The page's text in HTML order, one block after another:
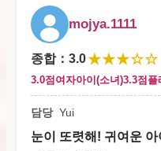
mojya.1111
종합： 3.0★★★☆☆
3.0점 여자아이(소녀)3.3점 플
담당 Yui
눈이 또렷해! 귀여운 아